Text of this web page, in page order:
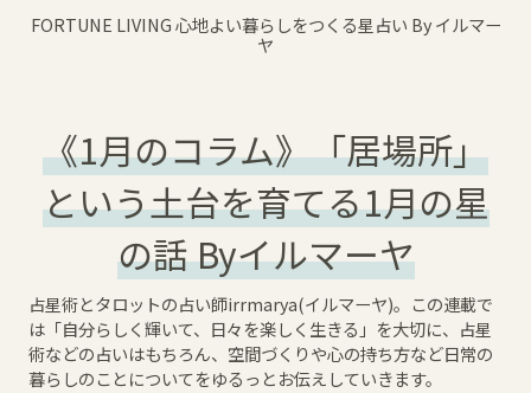
FORTUNE LIVING 心地よい暮らしをつくる星占い By イルマー
ヤ
《1月のコラム》「居場所」
という土台を育てる1月の星
の話 Byイルマーヤ
占星術とタロットの占い師irrmarya(イルマーヤ)。この連載で
は「自分らしく輝いて、日々を楽しく生きる」を大切に、占星
術などの占いはもちろん、空間づくりや心の持ち方など日常の
暮らしのことについてをゆるっとお伝えしていきます。